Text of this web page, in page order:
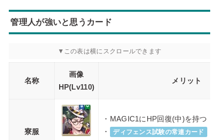
管理人が強いと思うカード
名称
画像
HP(Lv110)
メリット
寮服
・MAGIC1にHP回復(中)を持つ
・
ディフェンス試験の常連カード